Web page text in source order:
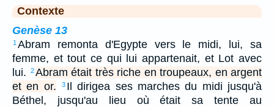
Contexte
Genèse 13
1 Abram remonta d'Egypte vers le midi, lui, sa
femme, et tout ce qui lui appartenait, et Lot avec
lui.
2 Abram était très riche en troupeaux, en argent
et en or.
3 Il dirigea ses marches du midi jusqu'à
Béthel, jusqu'au lieu où était sa tente au